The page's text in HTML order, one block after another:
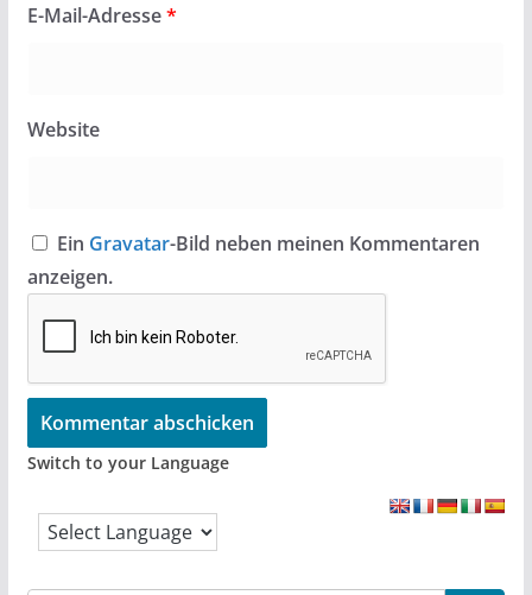
E-Mail-Adresse*
Website
Ein Gravatar-Bild neben meinen Kommentaren
anzeigen.
Switch to your Language